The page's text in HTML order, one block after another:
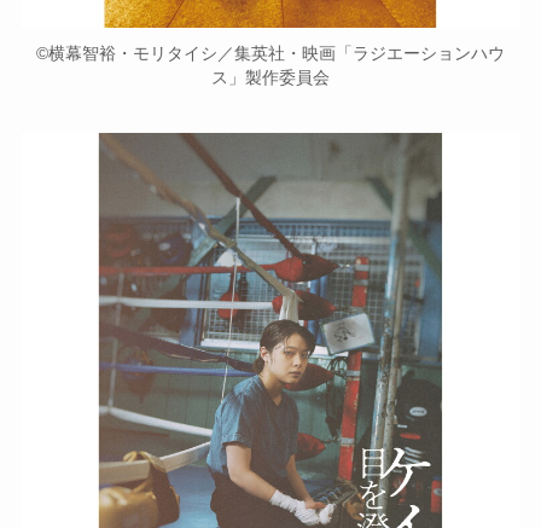
©横幕智裕・モリタイシ／集英社・映画「ラジエーションハウ
ス」製作委員会